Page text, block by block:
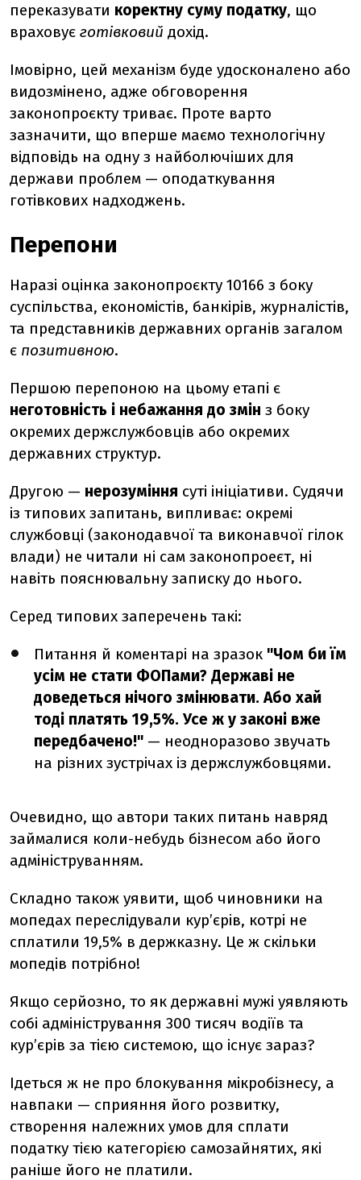
переказувати коректну суму податку, що
враховує готівковий дохід.
Імовірно, цей механізм буде удосконалено або
видозмінено, адже обговорення
законопроєкту триває. Проте варто
зазначити, що вперше маємо технологічну
відповідь на одну з найболючіших для
держави проблем — оподаткування
готівкових надходжень.
Перепони
Наразі оцінка законопроєкту 10166 з боку
суспільства, економістів, банкірів, журналістів,
та представників державних органів загалом
є позитивною.
Першою перепоною на цьому етапі є
неготовність і небажання до змін з боку
окремих держслужбовців або окремих
державних структур.
Другою — нерозуміння суті ініціативи. Судячи
із типових запитань, випливає: окремі
службовці (законодавчої та виконавчої гілок
влади) не читали ні сам законопроеєт, ні
навіть пояснювальну записку до нього.
Серед типових заперечень такі:
Питання й коментарі на зразок "Чом би їм
усім не стати ФОПами? Державі не
доведеться нічого змінювати. Або хай
тоді платять 19,5%. Усе ж у законі вже
передбачено!" — неодноразово звучать
на різних зустрічах із держслужбовцями.
Очевидно, що автори таких питань навряд
займалися коли-небудь бізнесом або його
адмініструванням.
Складно також уявити, щоб чиновники на
мопедах переслідували кур’єрів, котрі не
сплатили 19,5% в держказну. Це ж скільки
мопедів потрібно!
Якщо серйозно, то як державні мужі уявляють
собі адміністрування 300 тисяч водіїв та
кур’єрів за тією системою, що існує зараз?
Ідеться ж не про блокування мікробізнесу, а
навпаки — сприяння його розвитку,
створення належних умов для сплати
податку тією категорією самозайнятих, які
раніше його не платили.